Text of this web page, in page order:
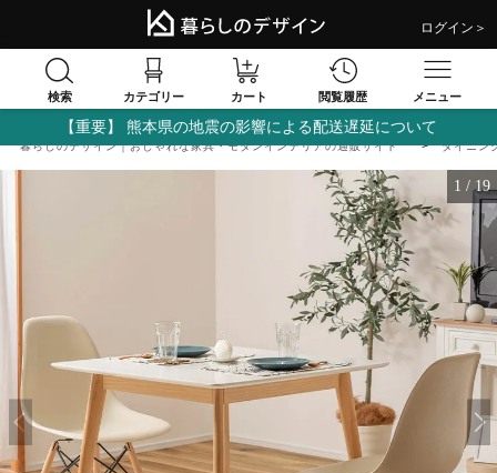
ログイン＞
検索 カテゴリー カート 閲覧履歴 メニュー
【重要】 熊本県の地震の影響による配送遅延について
暮らしのデザイン｜おしゃれな家具・モダンインテリアの通販サイト ダイニン
1 / 19